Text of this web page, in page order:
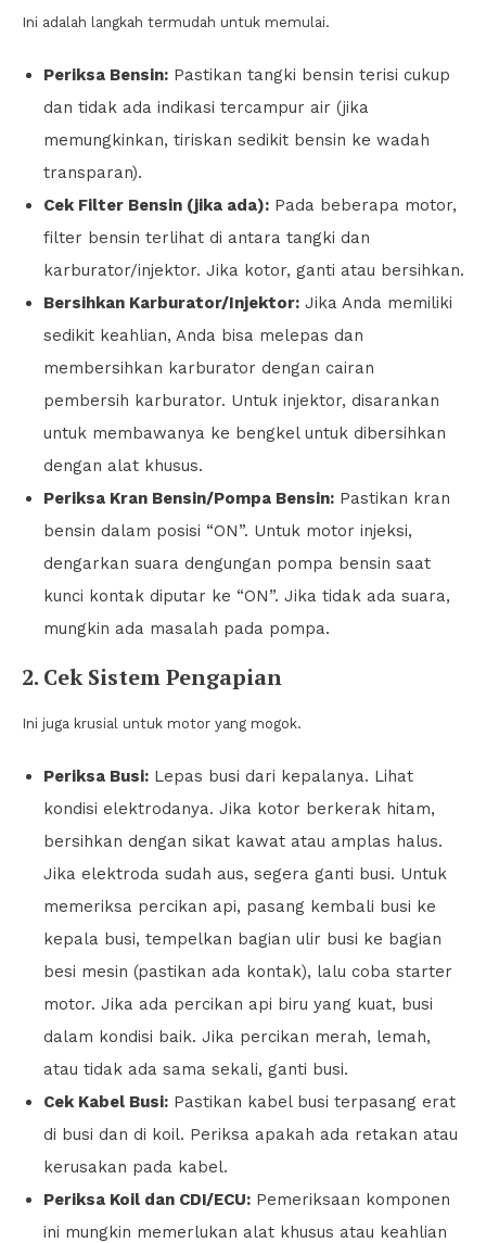
Ini adalah langkah termudah untuk memulai.
Periksa Bensin: Pastikan tangki bensin terisi cukup
dan tidak ada indikasi tercampur air (jika
memungkinkan, tiriskan sedikit bensin ke wadah
transparan).
Cek Filter Bensin (jika ada): Pada beberapa motor,
filter bensin terlihat di antara tangki dan
karburator/injektor. Jika kotor, ganti atau bersihkan.
Bersihkan Karburator/Injektor: Jika Anda memiliki
sedikit keahlian, Anda bisa melepas dan
membersihkan karburator dengan cairan
pembersih karburator. Untuk injektor, disarankan
untuk membawanya ke bengkel untuk dibersihkan
dengan alat khusus.
Periksa Kran Bensin/Pompa Bensin: Pastikan kran
bensin dalam posisi “ON”. Untuk motor injeksi,
dengarkan suara dengungan pompa bensin saat
kunci kontak diputar ke “ON”. Jika tidak ada suara,
mungkin ada masalah pada pompa.
2. Cek Sistem Pengapian
Ini juga krusial untuk motor yang mogok.
Periksa Busi: Lepas busi dari kepalanya. Lihat
kondisi elektrodanya. Jika kotor berkerak hitam,
bersihkan dengan sikat kawat atau amplas halus.
Jika elektroda sudah aus, segera ganti busi. Untuk
memeriksa percikan api, pasang kembali busi ke
kepala busi, tempelkan bagian ulir busi ke bagian
besi mesin (pastikan ada kontak), lalu coba starter
motor. Jika ada percikan api biru yang kuat, busi
dalam kondisi baik. Jika percikan merah, lemah,
atau tidak ada sama sekali, ganti busi.
Cek Kabel Busi: Pastikan kabel busi terpasang erat
di busi dan di koil. Periksa apakah ada retakan atau
kerusakan pada kabel.
Periksa Koil dan CDI/ECU: Pemeriksaan komponen
ini mungkin memerlukan alat khusus atau keahlian